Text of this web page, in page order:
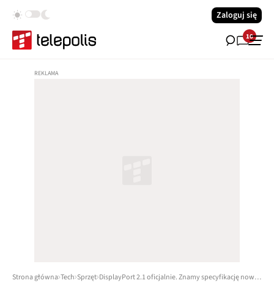
Zaloguj się
10
Strona główna Tech Sprzęt DisplayPort 2.1 oficjalnie. Znamy specyfikację nowego standardu